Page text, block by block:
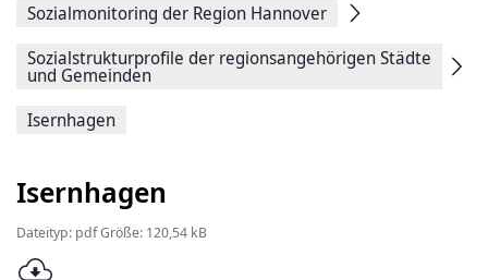
Sozialmonitoring der Region Hannover
Sozialstrukturprofile der regionsangehörigen Städte
und Gemeinden
Isernhagen
Isernhagen
Dateityp: pdf Größe: 120,54 kB